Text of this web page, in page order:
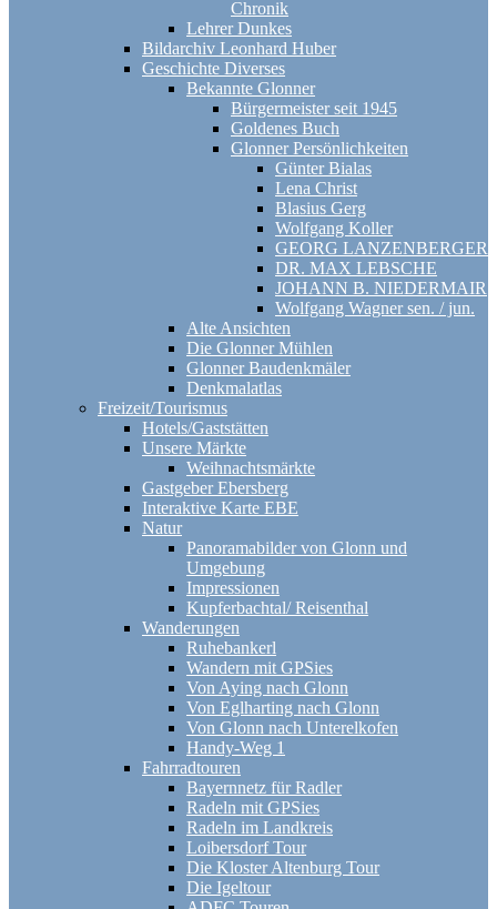
Chronik
Lehrer Dunkes
Bildarchiv Leonhard Huber
Geschichte Diverses
Bekannte Glonner
Bürgermeister seit 1945
Goldenes Buch
Glonner Persönlichkeiten
Günter Bialas
Lena Christ
Blasius Gerg
Wolfgang Koller
GEORG LANZENBERGER
DR. MAX LEBSCHE
JOHANN B. NIEDERMAIR
Wolfgang Wagner sen. / jun.
Alte Ansichten
Die Glonner Mühlen
Glonner Baudenkmäler
Denkmalatlas
Freizeit/Tourismus
Hotels/Gaststätten
Unsere Märkte
Weihnachtsmärkte
Gastgeber Ebersberg
Interaktive Karte EBE
Natur
Panoramabilder von Glonn und
Umgebung
Impressionen
Kupferbachtal/ Reisenthal
Wanderungen
Ruhebankerl
Wandern mit GPSies
Von Aying nach Glonn
Von Eglharting nach Glonn
Von Glonn nach Unterelkofen
Handy-Weg 1
Fahrradtouren
Bayernnetz für Radler
Radeln mit GPSies
Radeln im Landkreis
Loibersdorf Tour
Die Kloster Altenburg Tour
Die Igeltour